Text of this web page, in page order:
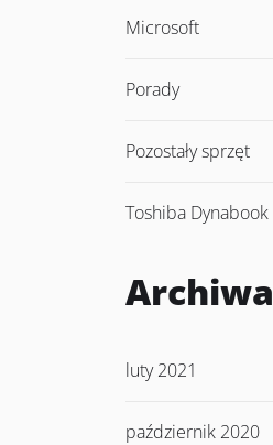
Microsoft
Porady
Pozostały sprzęt
Toshiba Dynabook
Archiwa
luty 2021
październik 2020